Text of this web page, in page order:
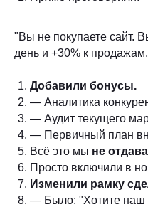
"Вы не покупаете сайт.
день и +30% к
Добавили бонусы.
— Аналитика
— Аудит текущего
— Первичный план
Всё это мы не
Просто включили в
Изменили рамку
— Было: "Хотите наш